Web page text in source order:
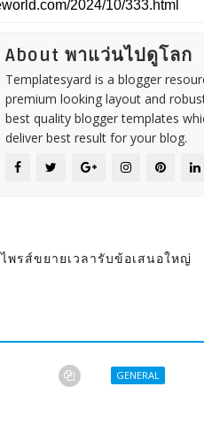
About พาแว่นไปดูโลก
Templatesyard is a blogger
premium looking layout and
best quality blogger templates
deliver best result for your blog.
พรส์ขยายเวลารับข้อเสนอใหญ่
GENERAL